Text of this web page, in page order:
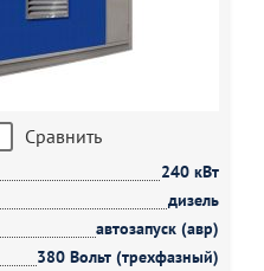
Сравнить
240 кВт
дизель
автозапуск (авр)
380 Вольт (трехфазный)